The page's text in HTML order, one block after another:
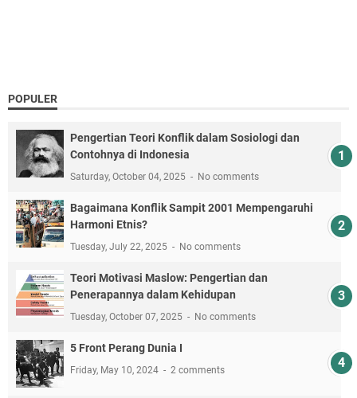
POPULER
Pengertian Teori Konflik dalam Sosiologi dan
Contohnya di Indonesia
Saturday, October 04, 2025 No comments
Bagaimana Konflik Sampit 2001 Mempengaruhi
Harmoni Etnis?
Tuesday, July 22, 2025 No comments
Teori Motivasi Maslow: Pengertian dan
Penerapannya dalam Kehidupan
Tuesday, October 07, 2025 No comments
5 Front Perang Dunia I
Friday, May 10, 2024 2 comments